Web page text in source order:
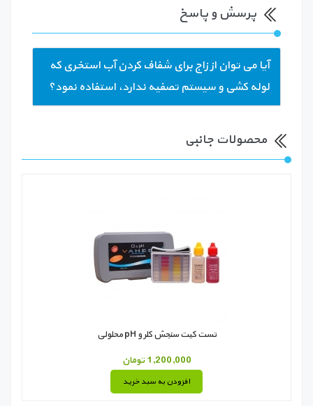
پرسش و پاسخ
آیا می توان از زاج برای شفاف کردن آب استخری که
لوله کشی و سیستم تصفیه ندارد، استفاده نمود؟
محصولات جانبی
تست کیت سنجش کلر و pH محلولی
1,200,000 تومان
افزودن به سبد خرید